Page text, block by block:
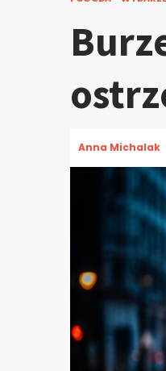
Anna Michalak